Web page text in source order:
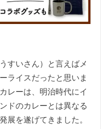
すいさん）と言えばメ
ライスだったと思いま
レーは、明治時代にイ
ドのカレーとは異なる
展を遂げてきました。